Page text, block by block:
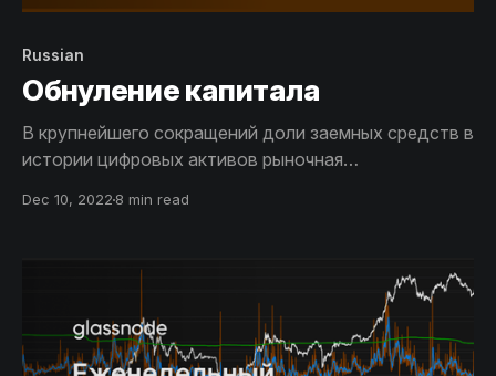
Russian
Обнуление капитала
В крупнейшего сокращений доли заемных средств в
истории цифровых активов рыночная
весь приток капитала в настоящее время был
всплеск активности в сети, однако этой тенденции
Dec 10, 2022 8 min read